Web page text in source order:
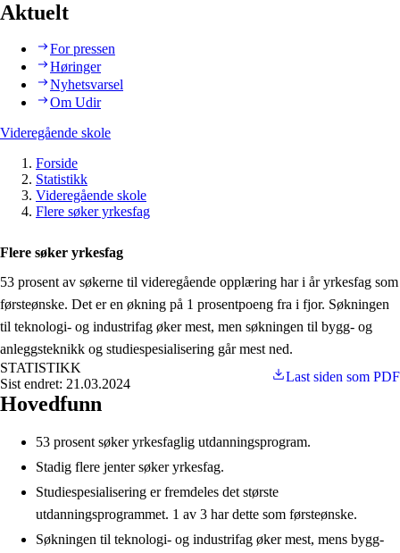
Aktuelt
For pressen
Høringer
Nyhetsvarsel
Om Udir
Videregående skole
Forside
Statistikk
Videregående skole
Flere søker yrkesfag
Flere søker yrkesfag
53 prosent av søkerne til videregående opplæring har i år yrkesfag som
førsteønske. Det er en økning på 1 prosentpoeng fra i fjor. Søkningen
til teknologi- og industrifag øker mest, men søkningen til bygg- og
anleggsteknikk og studiespesialisering går mest ned.
STATISTIKK
Sist endret: 21.03.2024
Last siden som PDF
Hovedfunn
53 prosent søker yrkesfaglig utdanningsprogram.
Stadig flere jenter søker yrkesfag.
Studiespesialisering er fremdeles det største
utdanningsprogrammet. 1 av 3 har dette som førsteønske.
Søkningen til teknologi- og industrifag øker mest, mens bygg-